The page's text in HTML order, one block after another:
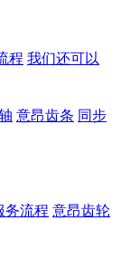
程 我们还可以
意昂齿条 同步
务流程 意昂齿轮